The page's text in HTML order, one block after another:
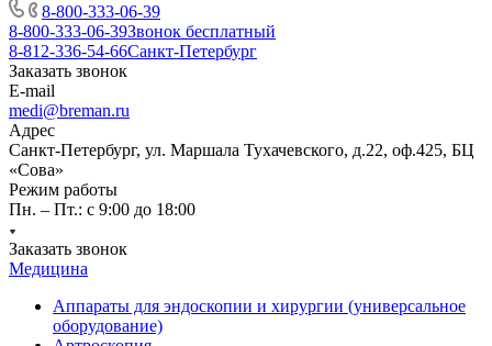
8-800-333-06-39
8-800-333-06-39Звонок бесплатный
8-812-336-54-66Санкт-Петербург
Заказать звонок
E-mail
medi@breman.ru
Адрес
Санкт-Петербург, ул. Маршала Тухачевского, д.22, оф.425, БЦ
«Сова»
Режим работы
Пн. – Пт.: с 9:00 до 18:00
Заказать звонок
Медицина
Аппараты для эндоскопии и хирургии (универсальное
оборудование)